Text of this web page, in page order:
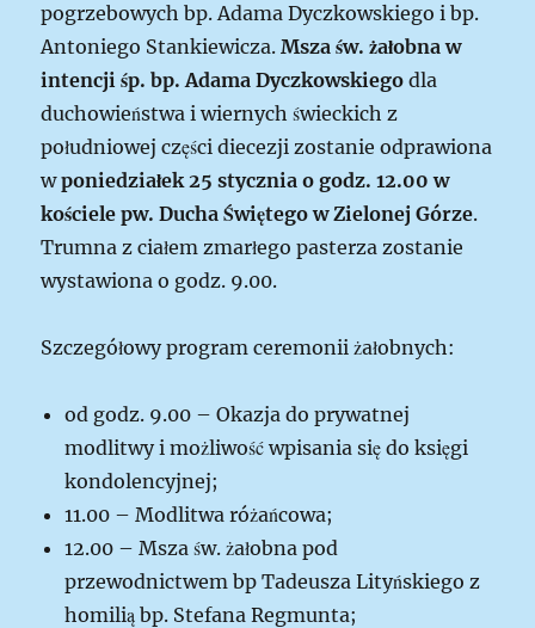
pogrzebowych bp. Adama Dyczkowskiego i bp.
Antoniego Stankiewicza.Msza św. żałobna w
intencji śp. bp. Adama Dyczkowskiego dla
duchowieństwa i wiernych świeckich z
południowej części diecezji zostanie odprawiona
wponiedziałek 25 stycznia o godz. 12.00 w
kościele pw. Ducha Świętego w Zielonej Górze.
Trumna z ciałem zmarłego pasterza zostanie
wystawiona o godz. 9.00.
Szczegółowy program ceremonii żałobnych:
od godz. 9.00 – Okazja do prywatnej
modlitwy i możliwość wpisania się do księgi
kondolencyjnej;
11.00 – Modlitwa różańcowa;
12.00 – Msza św. żałobna pod
przewodnictwem bp Tadeusza Lityńskiego z
homilią bp. Stefana Regmunta;